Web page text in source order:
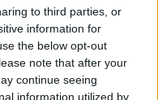
to third parties, or
information for
the below opt-out
note that after your
continue seeing
information utilized by
is állandó
Jaromír Sofr.
a zenetörténetben is
zenéjét ő szerezte.